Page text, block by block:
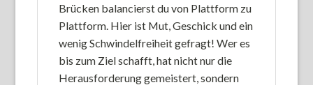
Brücken balancierst du von Plattform zu
Plattform. Hier ist Mut, Geschick und ein
wenig Schwindelfreiheit gefragt! Wer es
bis zum Ziel schafft, hat nicht nur die
Herausforderung gemeistert, sondern